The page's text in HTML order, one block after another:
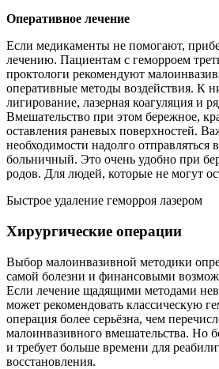
Оперативное лечение
Если медикаменты не помогают,
лечению. Пациентам с геморроем
проктологи рекомендуют
оперативные методы воздействия. К
лигирование, лазерная коагуляция и
Вмешательство при этом бережное,
оставления раневых поверхностей.
необходимости надолго отправляться
больничный. Это очень удобно при
родов. Для людей, которые не могут
Быстрое удаление геморроя лазером
Хирургические операции
Выбор малоинвазивной методики
самой болезни и финансовыми
Если лечение щадящими методами
может рекомендовать классическую
операция более серьёзна, чем
малоинвазивного вмешательства. Но
и требует больше времени для
восстановления.